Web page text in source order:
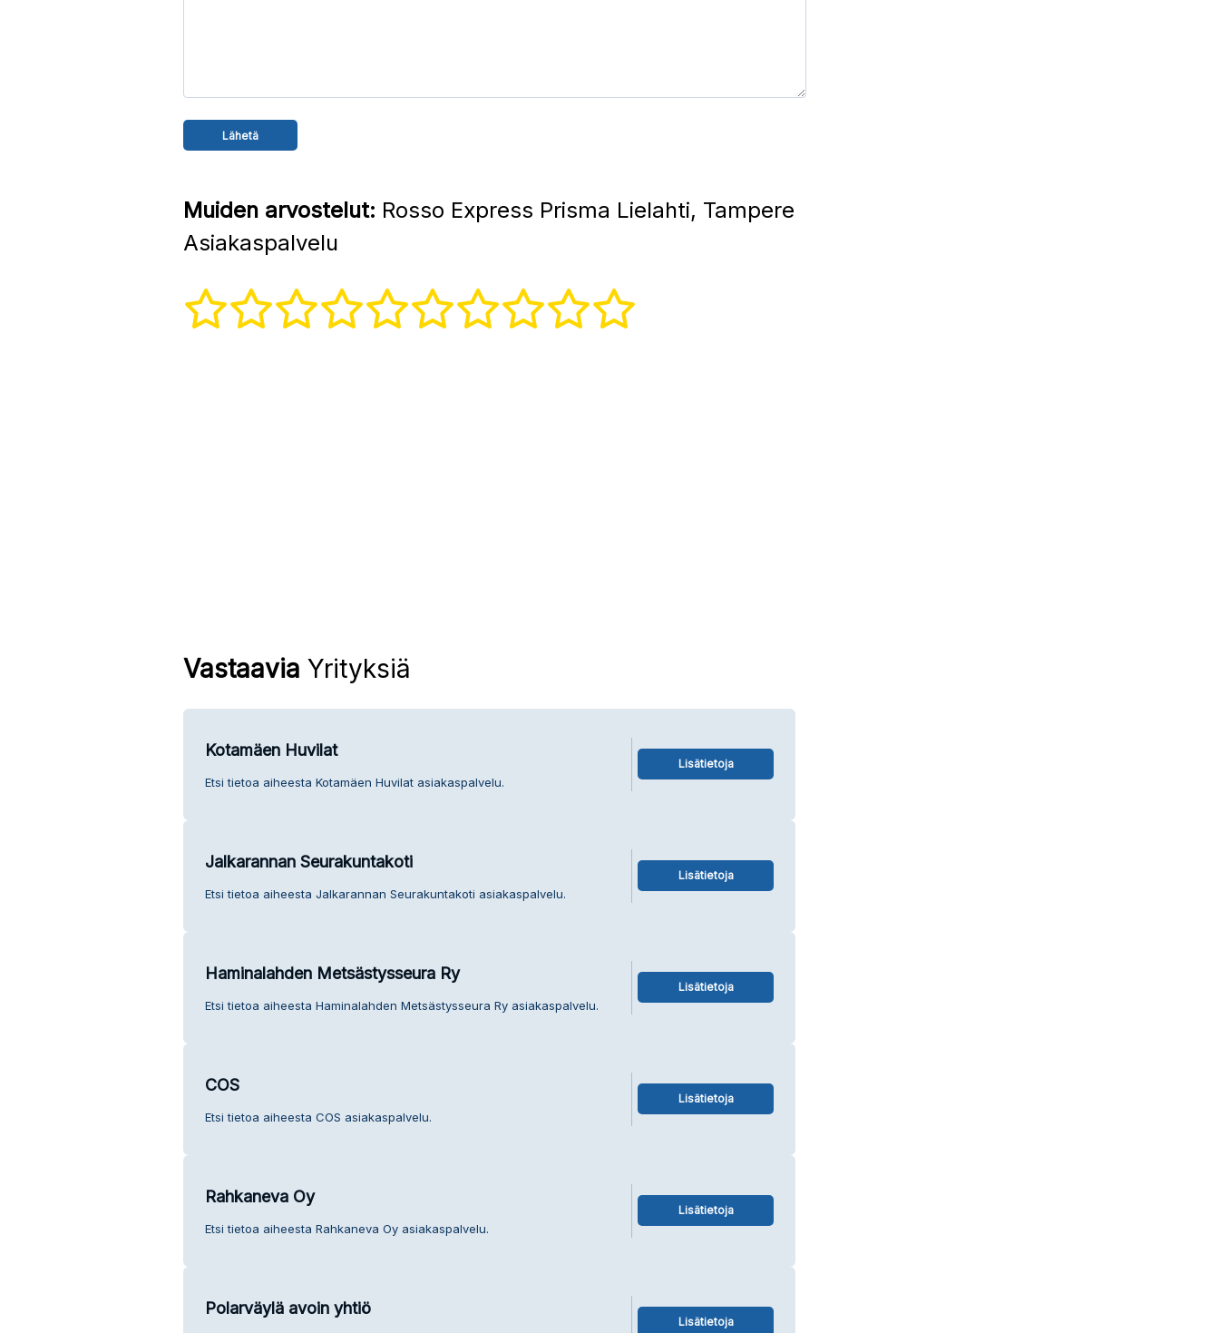
Muiden arvostelut: Rosso Express Prisma Lielahti, Tampere
Asiakaspalvelu
Vastaavia Yrityksiä
Kotamäen Huvilat
Etsi tietoa aiheesta Kotamäen Huvilat asiakaspalvelu.
Lisätietoja
Jalkarannan Seurakuntakoti
Etsi tietoa aiheesta Jalkarannan Seurakuntakoti asiakaspalvelu.
Lisätietoja
Haminalahden Metsästysseura Ry
Etsi tietoa aiheesta Haminalahden Metsästysseura Ry asiakaspalvelu.
Lisätietoja
COS
Etsi tietoa aiheesta COS asiakaspalvelu.
Lisätietoja
Rahkaneva Oy
Etsi tietoa aiheesta Rahkaneva Oy asiakaspalvelu.
Lisätietoja
Polarväylä avoin yhtiö
Lisätietoja